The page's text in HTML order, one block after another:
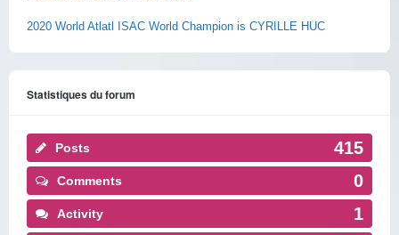
2020 World Atlatl ISAC World Champion is CYRILLE HUC
Statistiques du forum
Posts 415
Comments 0
Activity 1